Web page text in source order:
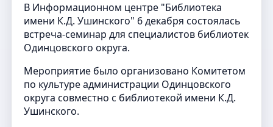
В Информационном центре "Библиотека
имени К.Д. Ушинского" 6 декабря состоялась
встреча-семинар для специалистов библиотек
Одинцовского округа.
Мероприятие было организовано Комитетом
по культуре администрации Одинцовского
округа совместно с библиотекой имени К.Д.
Ушинского.